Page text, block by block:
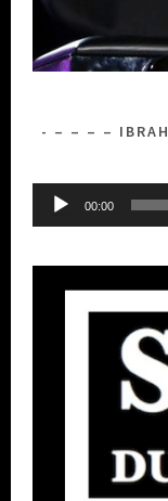
– – – –
Lecteur
00:00